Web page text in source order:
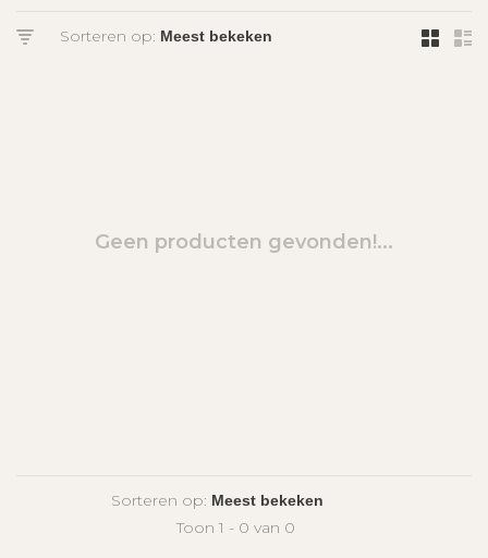
Sorteren op:
Geen producten gevonden!...
Sorteren op:
Toon 1 - 0 van 0